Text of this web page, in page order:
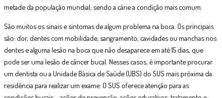
metade da população mundial, sendo a cárie a condição mais comum.
São muitos os sinais e sintomas de algum problema na boca. Os principais
são: dor, dentes com mobilidade, sangramento, cavidades ou manchas nos
dentes e alguma lesão na boca que não desaparece em até 15 dias, que
pode ser uma lesão de câncer bucal. Nesses casos, é importante procurar
um dentista ou a Unidade Básica de Saúde (UBS) do SUS mais próxima da
residência para realizar um exame: O SUS oferece atenção para as